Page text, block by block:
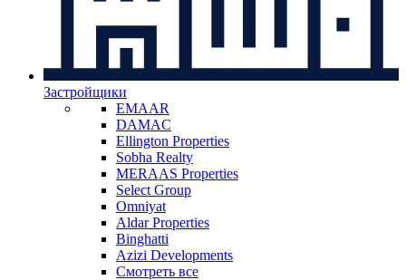
Застройщики
EMAAR
DAMAC
Ellington Properties
Sobha Realty
MERAAS Properties
Select Group
Omniyat
Aldar Properties
Binghatti
Azizi Developments
Смотреть все